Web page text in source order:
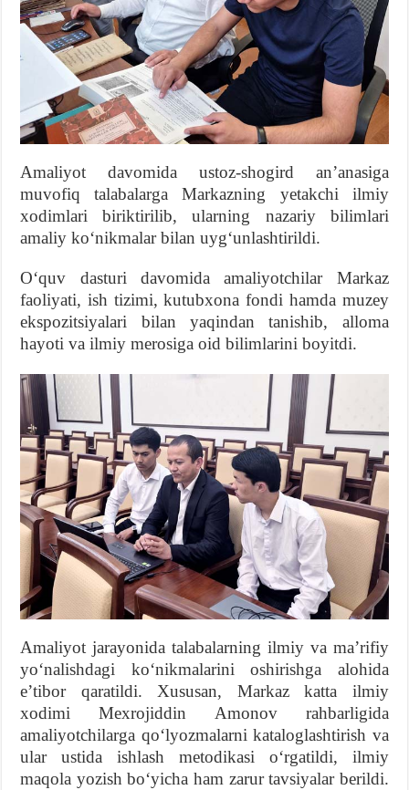
Amaliyot davomida ustoz-shogird anʼanasiga
muvofiq talabalarga Markazning yetakchi ilmiy
xodimlari biriktirilib, ularning nazariy bilimlari
amaliy koʻnikmalar bilan uygʻunlashtirildi.
Oʻquv dasturi davomida amaliyotchilar Markaz
faoliyati, ish tizimi, kutubxona fondi hamda muzey
ekspozitsiyalari bilan yaqindan tanishib, alloma
hayoti va ilmiy merosiga oid bilimlarini boyitdi.
Amaliyot jarayonida talabalarning ilmiy va maʼrifiy
yoʻnalishdagi koʻnikmalarini oshirishga alohida
eʼtibor qaratildi. Xususan, Markaz katta ilmiy
xodimi Mexrojiddin Amonov rahbarligida
amaliyotchilarga qoʻlyozmalarni kataloglashtirish va
ular ustida ishlash metodikasi oʻrgatildi, ilmiy
maqola yozish boʻyicha ham zarur tavsiyalar berildi.